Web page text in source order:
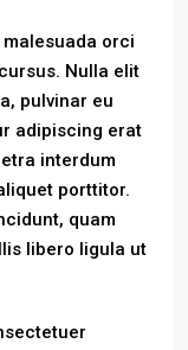
orci
Nulla elit
pulvinar eu
adipiscing erat
interdum
porttitor.
quam
libero ligula ut